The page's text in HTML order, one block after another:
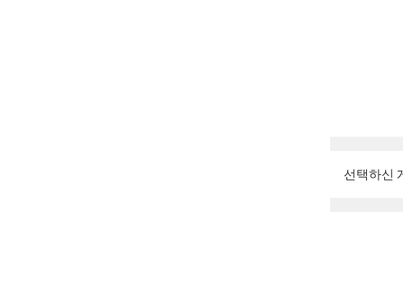
선택하신